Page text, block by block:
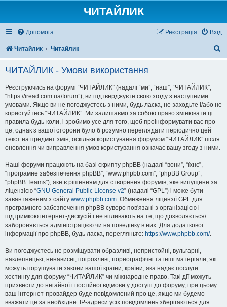
ЧИТАЙЛИК
Допомога Вхід
Реєстрація
Читайлик Читайлик
ЧИТАЙЛИК - Умови використання
Реєструючись на форумі “ЧИТАЙЛИК” (надалі “ми”, “наш”, “ЧИТАЙЛИК”,
“https://iread.com.ua/forum”), ви підтверджуєте свою згоду з наступними
умовами. Якщо ви не погоджуєтесь з ними, будь ласка, не заходьте і/або не
користуйтесь “ЧИТАЙЛИК”. Ми залишаємо за собою право змінювати ці
правила будь-коли, і зробимо усе для того, щоб проінформувати вас про
це, однак з вашої сторони було б розумно переглядати періодично цей
текст на предмет змін, оскільки користування форумом “ЧИТАЙЛИК” після
оновлення чи виправлення умов користування означає вашу згоду з ними.
Наші форуми працюють на базі скрипту phpBB (надалі “вони”, “їхнє”,
“програмне забезпечення phpBB”, “www.phpbb.com”, “phpBB Group”,
“phpBB Teams”), яке є рішенням для створення форумів, яке випущене за
ліцензією “GNU General Public License v2” (надалі “GPL”) і може бути
завантаженим з сайту www.phpbb.com. Обмеження ліцензії GPL для
програмного забезпечення phpBB суворо пов'язані з організацією і
підтримкою інтернет-дискусій і не впливають на те, що дозволяється/
забороняється адміністрацією чи на поведінку в них. Для додаткової
інформації про phpBB, будь ласка, перегляньте: https://www.phpbb.com/.
Ви погоджуєтесь не розміщувати образливі, непристойні, вульгарні,
наклепницькі, ненависні, погрозливі, порнографічні та інші матеріали, які
можуть порушувати закони вашої країни, країни, яка надає послуги
хостингу для форуму “ЧИТАЙЛИК” чи міжнародне право. Такі дії можуть
призвести до негайної і постійної відмови у доступі до форуму, при цьому
ваш інтернет-провайдер буде повідомлений про це, якщо ми будемо
вважати це за необхідне. IP-адреси усіх повідомлень зберігаються для